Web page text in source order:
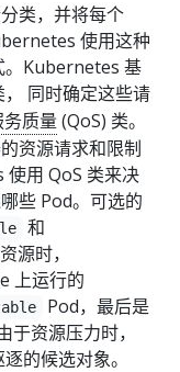
类，并将每个
使用这种
。Kubernetes 基
同时确定这些请
务质量 (QoS) 类。
资源请求和限制
用 QoS 类来决
些 Pod。可选的
和
源时，
上运行的
Pod，最后是
于资源压力时，
的候选对象。